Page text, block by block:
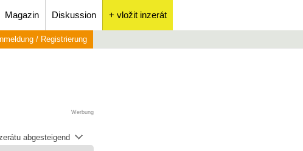
Magazin Diskussion + vložit inzerát
/ Registrierung
Werbung
abgesteigend